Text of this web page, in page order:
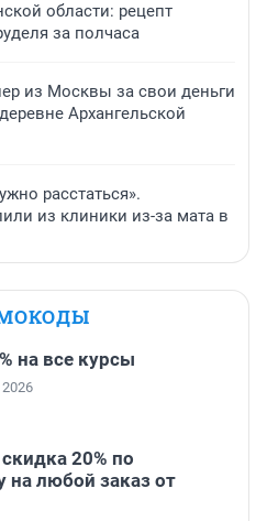
области: рецепт
за полчаса
из Москвы за свои деньги
Архангельской
расстаться».
из клиники из-за мата в
на все курсы
2026
скидка 20% по
на любой заказ от